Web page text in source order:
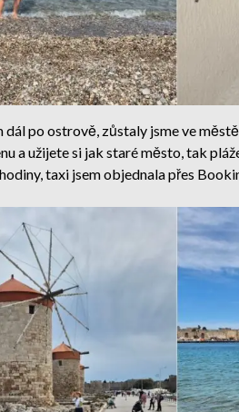
po ostrově, zůstaly jsme ve
a užijete si jak staré město, tak
taxi jsem objednala přes